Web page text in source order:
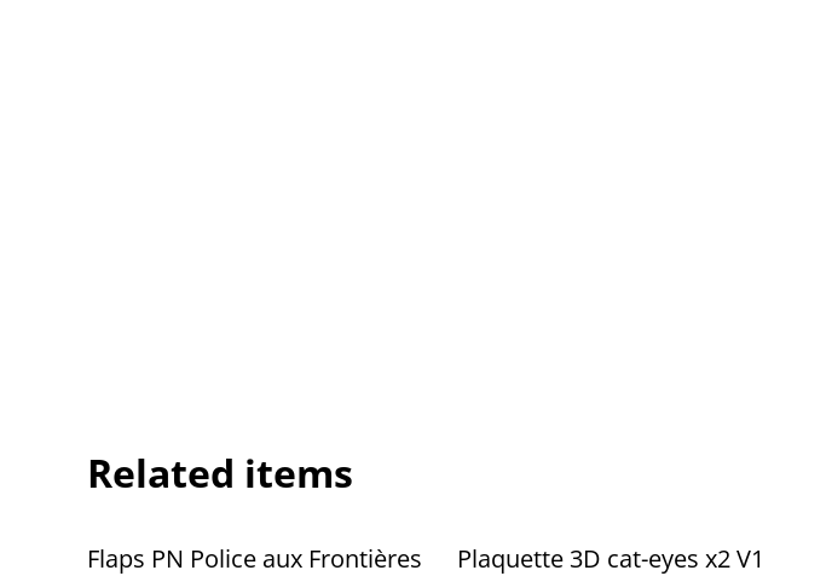
Related items
Flaps PN Police aux Frontières Plaquette 3D cat-eyes x2 V1